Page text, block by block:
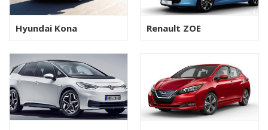
Hyundai Kona Renault ZOE